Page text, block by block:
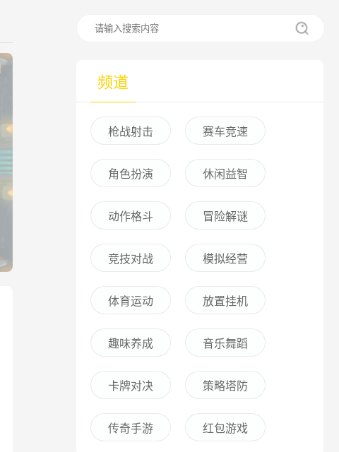
频道
枪战射击 赛车竞速
角色扮演 休闲益智
动作格斗 冒险解谜
竞技对战 模拟经营
体育运动 放置挂机
趣味养成 音乐舞蹈
卡牌对决 策略塔防
传奇手游 红包游戏